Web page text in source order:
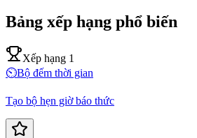
Bảng xếp hạng phổ biến
Xếp hạng 1
⏲️Bộ đếm thời gian
Tạo bộ hẹn giờ báo thức